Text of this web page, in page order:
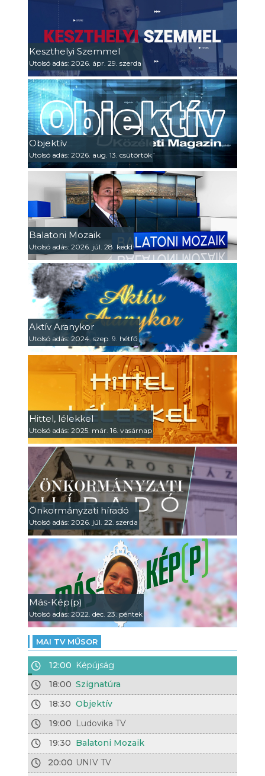
Keszthelyi Szemmel
Utolsó adás: 2026. ápr. 29. szerda
Objektív
Utolsó adás: 2026. aug. 13. csütörtök
Balatoni Mozaik
Utolsó adás: 2026. júl. 28. kedd
Aktív Aranykor
Utolsó adás: 2024. szep. 9. hétfő
Hittel, lélekkel
Utolsó adás: 2025. már. 16. vasárnap
Önkormányzati híradó
Utolsó adás: 2026. júl. 22. szerda
Más-Kép(p)
Utolsó adás: 2022. dec. 23. péntek
MAI TV MŰSOR
12:00 Képújság
18:00 Szignatúra
18:30 Objektív
19:00 Ludovika TV
19:30 Balatoni Mozaik
20:00 UNIV TV